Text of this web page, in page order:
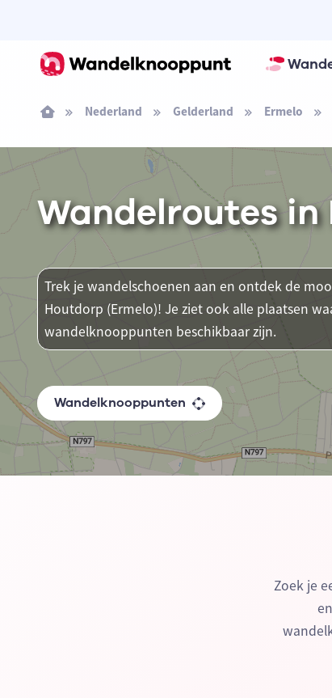
Nederland Gelderland Ermelo
Wandelroutes
Trek je wandelschoenen aan en ontdek de
Houtdorp (Ermelo)! Je ziet ook alle plaatsen
wandelknooppunten beschikbaar zijn.
Wandelknooppunten
Zoek je